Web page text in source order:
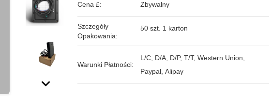
Cena £: Zbywalny
Szczegóły
Opakowania:
50 szt. 1 karton
Warunki Płatności:
L/C, D/A, D/P, T/T, Western Union,
Paypal, Alipay